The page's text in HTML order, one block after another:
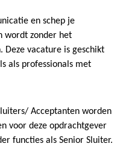
en schep je
wordt zonder het
Deze vacature is geschikt
als professionals met
Acceptanten worden
voor deze opdrachtgever
functies als Senior Sluiter.